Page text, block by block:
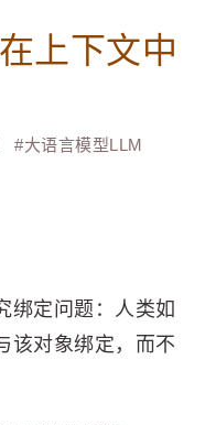
上下文中
#大语言模型LLM
绑定问题：人类如
该对象绑定，而不